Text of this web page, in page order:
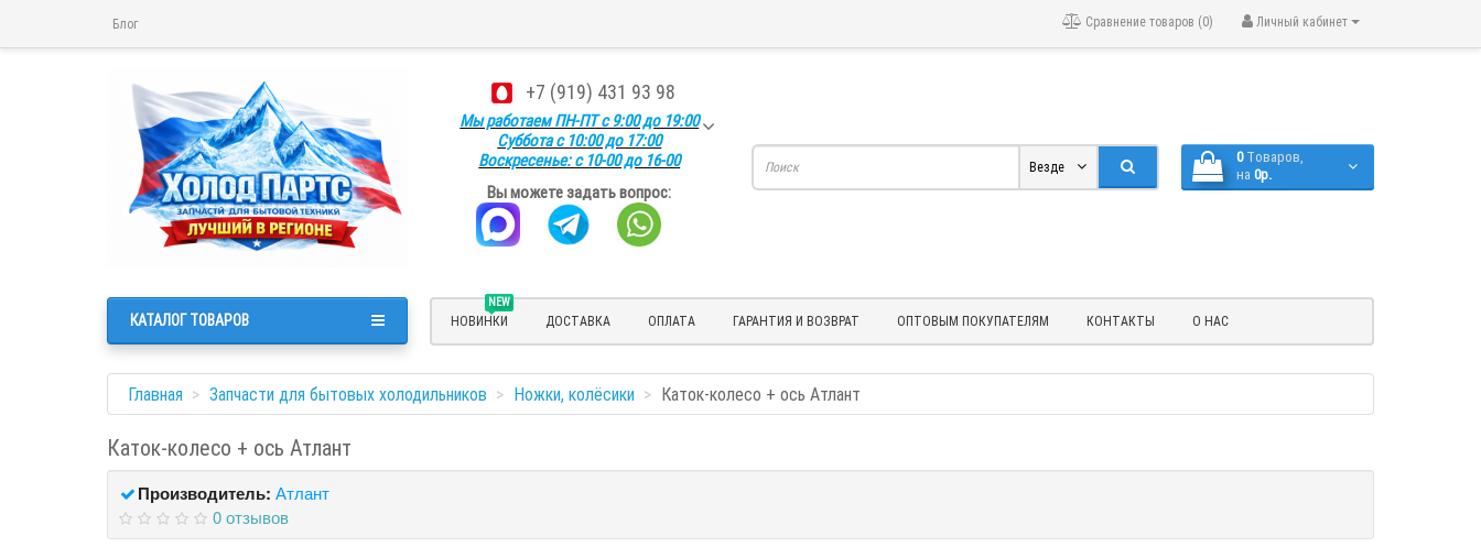
Блог Личный кабинет
Сравнение товаров (0)
+7 (919) 431 93 98
Мы работаем ПН-ПТ с 9:00 до 19:00
Суббота с 10:00 до 17:00
Воскресенье: с 10-00 до 16-00
Вы можете задать вопрос:
0 Tоваров,
на 0р.
Везде
NEW
НОВИНКИ ДОСТАВКА ОПЛАТА ГАРАНТИЯ И ВОЗВРАТ ОПТОВЫМ ПОКУПАТЕЛЯМ КОНТАКТЫ О НАС
КАТАЛОГ ТОВАРОВ
Главная Запчасти для бытовых холодильников Ножки, колёсики Каток-колесо + ось Атлант
Каток-колесо + ось Атлант
Производитель: Атлант
0 отзывов